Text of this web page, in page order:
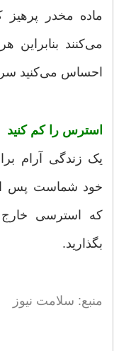
ماده مخدر پرهیز
می‌کنند بنابراین
احساس می‌کنید
استرس را کم کنید
یک زندگی آرام
خود شماست پس
که استرسی خارج
بگذارید.
منبع: سلامت نیوز